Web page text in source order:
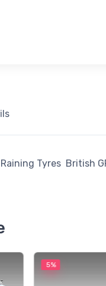
Raining Tyres British
5%